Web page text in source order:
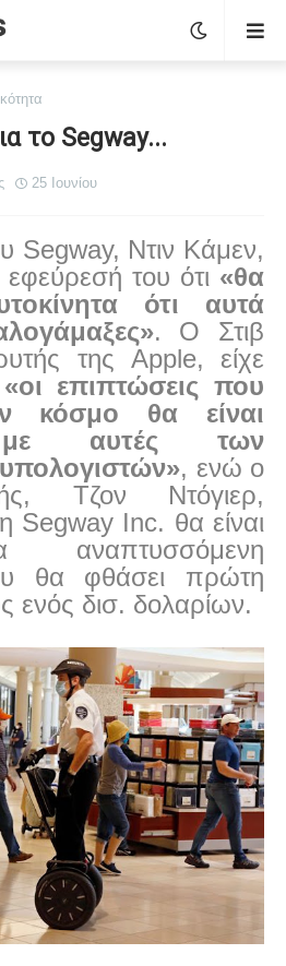
το Segway...
25 Ιουνίου
Segway, Ντιν Κάμεν,
εφεύρεσή του ότι «θα
ότι αυτά
. Ο Στιβ
της Apple, είχε
«οι επιπτώσεις που
κόσμο θα είναι
με αυτές των
, ενώ ο
Τζον Ντόγιερ,
Segway Inc. θα είναι
αναπτυσσόμενη
θα φθάσει πρώτη
ενός δισ. δολαρίων.